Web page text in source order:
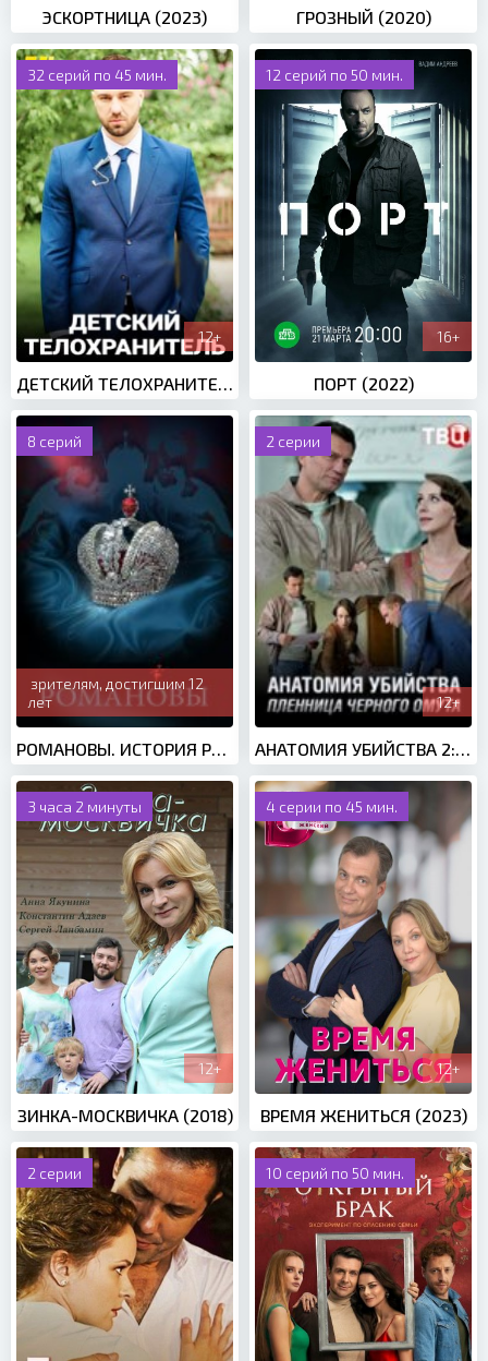
ЭСКОРТНИЦА (2023) ГРОЗНЫЙ (2020)
32 серий по 45 мин.
12+
12 серий по 50 мин.
16+
ПОРТ (2022)
8 серий
зрителям, достигшим 12
лет
РОМАНОВЫ. ИСТОРИЯ РОССИЙСКОЙ ДИНАСТИИ (2013)
2 серии
12+
АНАТОМИЯ УБИЙСТВА 2: ПЛЕННИЦА ЧЕРНОГО ОМУТА (2019)
3 часа 2 минуты
12+
ЗИНКА-МОСКВИЧКА (2018)
4 серии по 45 мин.
12+
ВРЕМЯ ЖЕНИТЬСЯ (2023)
2 серии 10 серий по 50 мин.